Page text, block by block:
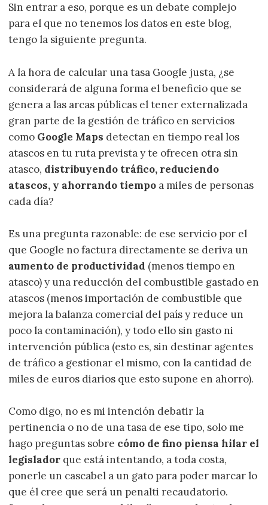
Sin entrar a eso, porque es un debate complejo
para el que no tenemos los datos en este blog,
tengo la siguiente pregunta.
A la hora de calcular una tasa Google justa, ¿se
considerará de alguna forma el beneficio que se
genera a las arcas públicas el tener externalizada
gran parte de la gestión de tráfico en servicios
como Google Maps detectan en tiempo real los
atascos en tu ruta prevista y te ofrecen otra sin
atasco, distribuyendo tráfico, reduciendo
atascos, y ahorrando tiempo a miles de personas
cada día?
Es una pregunta razonable: de ese servicio por el
que Google no factura directamente se deriva un
aumento de productividad (menos tiempo en
atasco) y una reducción del combustible gastado en
atascos (menos importación de combustible que
mejora la balanza comercial del país y reduce un
poco la contaminación), y todo ello sin gasto ni
intervención pública (esto es, sin destinar agentes
de tráfico a gestionar el mismo, con la cantidad de
miles de euros diarios que esto supone en ahorro).
Como digo, no es mi intención debatir la
pertinencia o no de una tasa de ese tipo, solo me
hago preguntas sobre cómo de fino piensa hilar el
legislador que está intentando, a toda costa,
ponerle un cascabel a un gato para poder marcar lo
que él cree que será un penalti recaudatorio.